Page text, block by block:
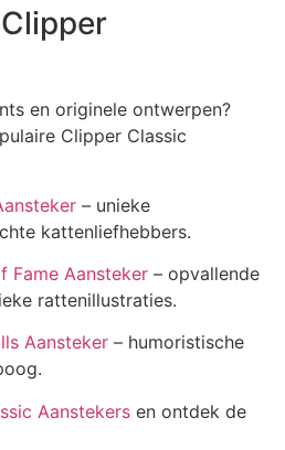
en originele ontwerpen?
Clipper Classic
– unieke
kattenliefhebbers.
Fame Aansteker – opvallende
rattenillustraties.
Aansteker – humoristische
Aanstekers en ontdek de